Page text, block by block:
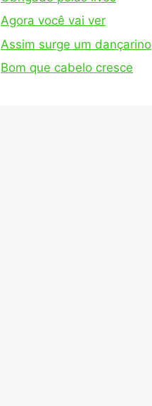
Agora você vai ver
Assim surge um dançarino
Bom que cabelo cresce